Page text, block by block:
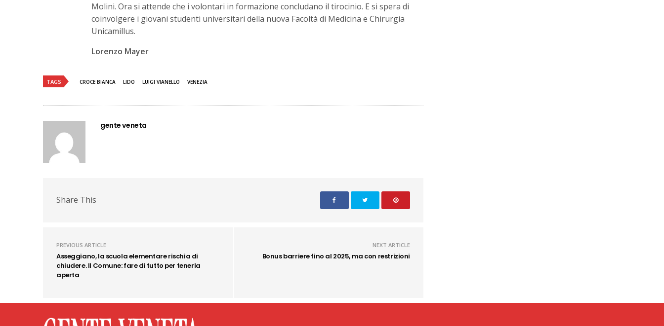
Molini. Ora si attende che i volontari in formazione concludano il tirocinio. E si spera di
coinvolgere i giovani studenti universitari della nuova Facoltà di Medicina e Chirurgia
Unicamillus.
Lorenzo Mayer
TAGS CROCE BIANCA LIDO LUIGI VIANELLO VENEZIA
gente veneta
Share This
PREVIOUS ARTICLE
Asseggiano, la scuola elementare rischia di
chiudere. Il Comune: fare di tutto per tenerla
aperta
NEXT ARTICLE
Bonus barriere fino al 2025, ma con restrizioni